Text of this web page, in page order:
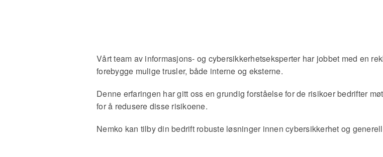
Vårt team av informasjons- og cybersikkerhetseksperter har jobbet med en
forebygge mulige trusler, både interne og eksterne.
Denne erfaringen har gitt oss en grundig forståelse for de risikoer bedrifter
for å redusere disse risikoene.
Nemko kan tilby din bedrift robuste løsninger innen cybersikkerhet og generell